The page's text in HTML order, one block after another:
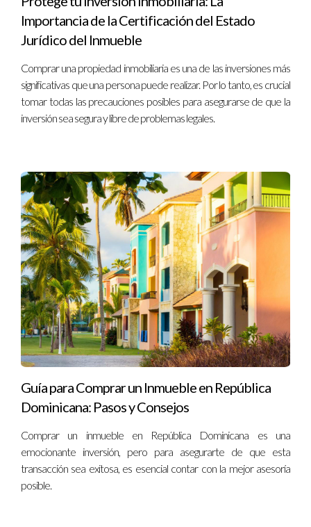
para tu éxito financiero!
Importancia de la Certificación del Estado
Jurídico del Inmueble
Comprar una propiedad inmobiliaria es una de las inversiones más
significativas que una persona puede realizar. Por lo tanto, es crucial
tomar todas las precauciones posibles para asegurarse de que la
inversión sea segura y libre de problemas legales.
Guía para Comprar un Inmueble en República
Dominicana: Pasos y Consejos
Comprar un inmueble en República Dominicana es una
emocionante inversión, pero para asegurarte de que esta
transacción sea exitosa, es esencial contar con la mejor asesoría
posible.